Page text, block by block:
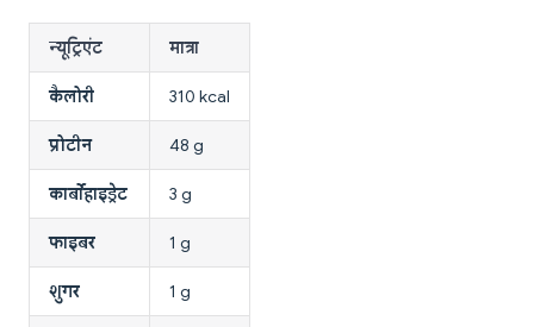
न्यूट्रिएंट मात्रा
कैलोरी 310 kcal
प्रोटीन 48 g
कार्बोहाइड्रेट 3 g
फाइबर 1 g
शुगर 1 g